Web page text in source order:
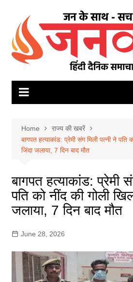
content
Home
राज्य की खबरें
बागपत हत्याकांड: प्रेमी संग मिली पत्नी ने पति
जिंदा जलाया, 7 दिन बाद मौत
बागपत हत्याकांड: प्रेमी
पति को नींद की गोली
जलाया, 7 दिन बाद मौत
June 28, 2026